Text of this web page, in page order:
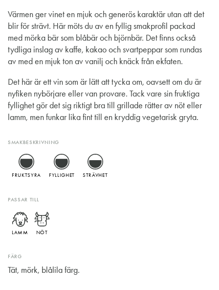
Värmen ger vinet en mjuk och generös karaktär utan att det
blir för strävt. Här möts du av en fyllig smakprofil packad
med mörka bär som blåbär och björnbär. Det finns också
tydliga inslag av kaffe, kakao och svartpeppar som rundas
av med en mjuk ton av vanilj och knäck från ekfaten.
Det här är ett vin som är lätt att tycka om, oavsett om du är
nyfiken nybörjare eller van provare. Tack vare sin fruktiga
fyllighet gör det sig riktigt bra till grillade rätter av nöt eller
lamm, men funkar lika fint till en kryddig vegetarisk gryta.
SMAKBESKRIVNING
FRUKTSYRA FYLLIGHET STRÄVHET
PASSAR TILL
LAMM NÖT
FÄRG
Tät, mörk, blålila färg.